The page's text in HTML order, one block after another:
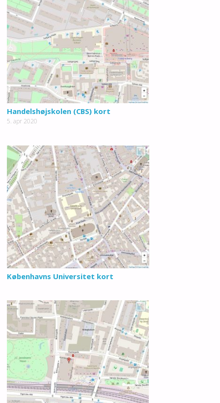
Handelshøjskolen (CBS) kort
5. apr 2020
Københavns Universitet kort